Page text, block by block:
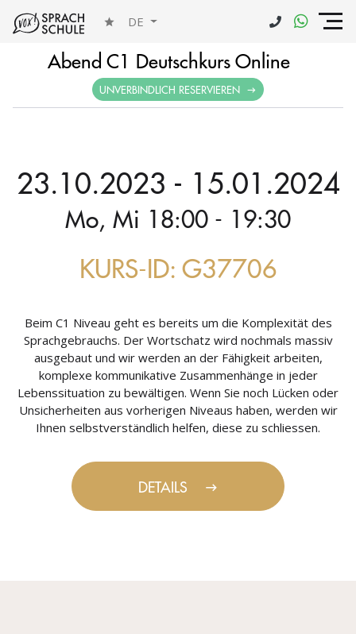
DE
Abend C1 Deutschkurs Online
UNVERBINDLICH RESERVIEREN
23.10.2023 - 15.01.2024
Mo, Mi 18:00 - 19:30
KURS-ID: G37706
Beim C1 Niveau geht es bereits um die Komplexität des
Sprachgebrauchs. Der Wortschatz wird nochmals massiv
ausgebaut und wir werden an der Fähigkeit arbeiten,
komplexe kommunikative Zusammenhänge in jeder
Lebenssituation zu bewältigen. Wenn Sie noch Lücken oder
Unsicherheiten aus vorherigen Niveaus haben, werden wir
Ihnen selbstverständlich helfen, diese zu schliessen.
DETAILS